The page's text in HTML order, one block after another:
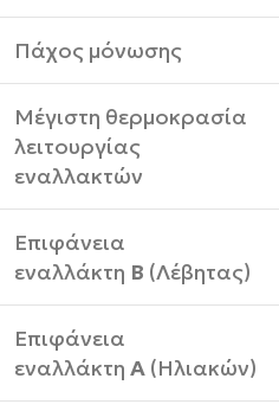
Πάχος μόνωσης
Μέγιστη θερμοκρασία
λειτουργίας
εναλλακτών
Επιφάνεια
εναλλάκτη Β (Λέβητας)
Επιφάνεια
εναλλάκτη Α (Ηλιακών)